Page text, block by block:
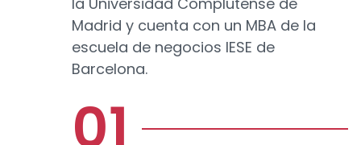
Madrid y cuenta con un MBA de la
escuela de negocios IESE de
Barcelona.